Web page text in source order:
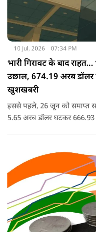
10 Jul, 2026 07:34 PM
भारी गिरावट के बाद
उछाल, 674.19 अरब डॉलर
खुशखबरी
इससे पहले, 26 जून को समाप्त
5.65 अरब डॉलर घटकर 666.93